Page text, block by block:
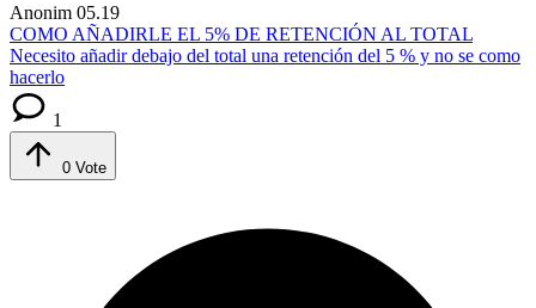
Anonim 05.19
COMO AÑADIRLE EL 5% DE RETENCIÓN AL TOTAL
Necesito añadir debajo del total una retención del 5 % y no se como
hacerlo
1
0 Vote